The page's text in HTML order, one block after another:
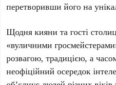
перетворивши його на
Щодня кияни та гості
«вуличними
розвагою, традицією, а
неофіційний осередок